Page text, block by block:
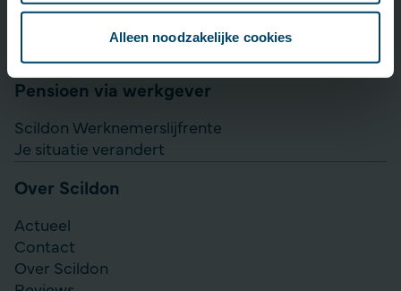
Alleen noodzakelijke cookies
Direct Ingaande Lijfrente
Pensioen via werkgever
Scildon Werknemerslijfrente
Je situatie verandert
Over Scildon
Actueel
Contact
Over Scildon